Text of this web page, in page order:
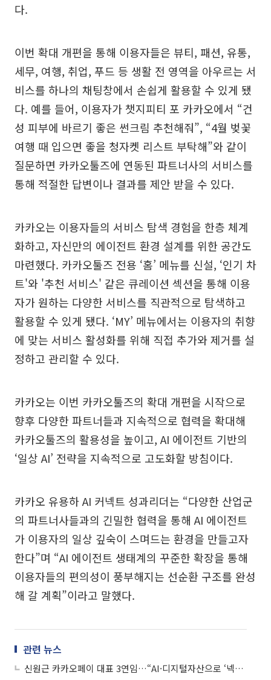
다.
이번 확대 개편을 통해 이용자들은 뷰티, 패션, 유통,
세무, 여행, 취업, 푸드 등 생활 전 영역을 아우르는 서
비스를 하나의 채팅창에서 손쉽게 활용할 수 있게 됐
다. 예를 들어, 이용자가 챗지피티 포 카카오에서 “건
성 피부에 바르기 좋은 썬크림 추천해줘”, “4월 벚꽃
여행 때 입으면 좋을 청자켓 리스트 부탁해”와 같이
질문하면 카카오툴즈에 연동된 파트너사의 서비스를
통해 적절한 답변이나 결과를 제안 받을 수 있다.
카카오는 이용자들의 서비스 탐색 경험을 한층 체계
화하고, 자신만의 에이전트 환경 설계를 위한 공간도
마련했다. 카카오툴즈 전용 ‘홈’ 메뉴를 신설, ‘인기 차
트'와 '추천 서비스' 같은 큐레이션 섹션을 통해 이용
자가 원하는 다양한 서비스를 직관적으로 탐색하고
활용할 수 있게 됐다. ‘MY’ 메뉴에서는 이용자의 취향
에 맞는 서비스 활성화를 위해 직접 추가와 제거를 설
정하고 관리할 수 있다.
카카오는 이번 카카오툴즈의 확대 개편을 시작으로
향후 다양한 파트너들과 지속적으로 협력을 확대해
카카오툴즈의 활용성을 높이고, AI 에이전트 기반의
‘일상 AI’ 전략을 지속적으로 고도화할 방침이다.
카카오 유용하 AI 커넥트 성과리더는 “다양한 산업군
의 파트너사들과의 긴밀한 협력을 통해 AI 에이전트
가 이용자의 일상 깊숙이 스며드는 환경을 만들고자
한다”며 “AI 에이전트 생태계의 꾸준한 확장을 통해
이용자들의 편의성이 풍부해지는 선순환 구조를 완성
해 갈 계획”이라고 말했다.
관련 뉴스
신원근 카카오페이 대표 3연임…“AI·디지털자산으로 ‘넥스트 파이낸스’ 구현”